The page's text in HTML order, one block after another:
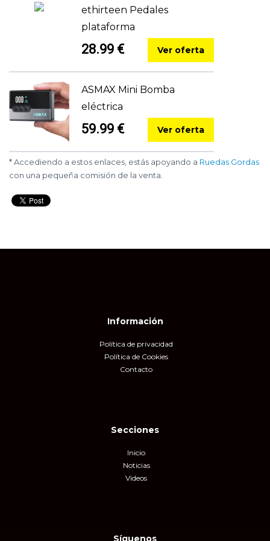
ethirteen Pedales
plataforma
28.99 € Ver oferta
ASMAX Mini Bomba
eléctrica
59.99 € Ver oferta
* Accediendo a estos enlaces, estás apoyando a Ruedas Gordas
con una pequeña comisión de la venta.
Información
Política de privacidad
Política de Cookies
Contacto
Síguenos
Secciones
Inicio
Noticias
Videos